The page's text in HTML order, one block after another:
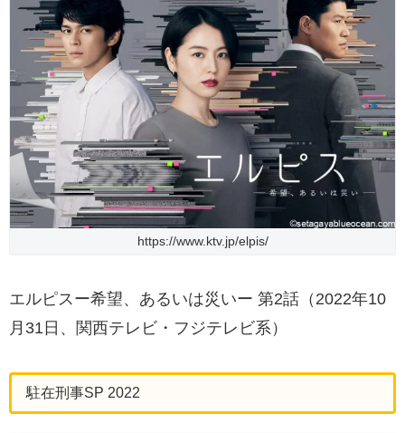
https://www.ktv.jp/elpis/
エルピスー希望、あるいは災いー 第2話（2022年10
月31日、関西テレビ・フジテレビ系）
駐在刑事SP 2022